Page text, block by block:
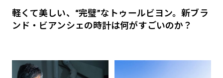
軽くて美しい、“完璧”なトゥールビヨン。新ブラ
ンド・ビアンシェの時計は何がすごいのか？